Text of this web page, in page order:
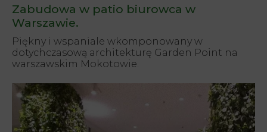
Zabudowa w patio biurowca w
Warszawie.
Piękny i wspaniale wkomponowany w
dotychczasową architekturę Garden Point na
warszawskim Mokotowie.